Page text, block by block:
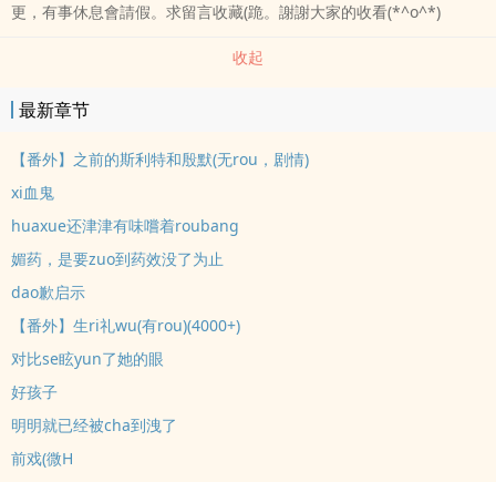
更，有事休息會請假。求留言收藏(跪。謝謝大家的收看(*^o^*)
收起
最新章节
【番外】之前的斯利特和殷默(无rou，剧情)
xi血鬼
huaxue还津津有味嚐着roubang
媚药，是要zuo到药效没了为止
dao歉启示
【番外】生ri礼wu(有rou)(4000+)
对比se眩yun了她的眼
好孩子
明明就已经被cha到洩了
前戏(微H